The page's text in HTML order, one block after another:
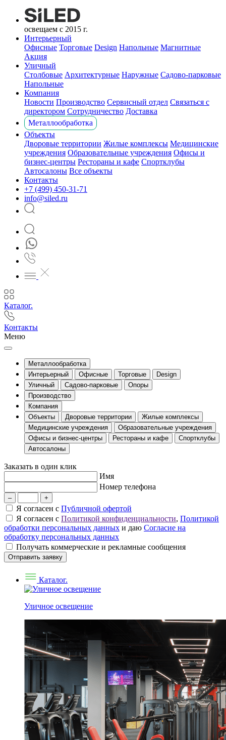
освещаем с 2015 г.
Интерьерный
Офисные Торговые Design Напольные Магнитные
Акция
Уличный
Столбовые Архитектурные Наружные Садово-парковые
Напольные
Компания
Новости Производство Сервисный отдел Связаться с
директором Сотрудничество Доставка
Металлообработка
Объекты
Дворовые территории Жилые комплексы Медицинские
учреждения Образовательные учреждения Офисы и
бизнес-центры Рестораны и кафе Спортклубы
Автосалоны Все объекты
Контакты
+7 (499) 450-31-71
info@siled.ru
Каталог.
Контакты
Меню
Металлообработка
Интерьерный
Офисные Торговые
Design
Уличный
Садово-парковые
Опоры
Производство
Компания
Объекты
Дворовые территории
Жилые комплексы
Медицинские учреждения
Образовательные учреждения
Офисы и бизнес-центры
Рестораны и кафе
Спортклубы
Автосалоны
Заказать в один клик
Имя
Номер телефона
– +
Я согласен с Публичной офертой
Я согласен с Политикой конфиденциальности, Политикой
обработки персональных данных и даю Согласие на
обработку персональных данных
Получать коммерческие и рекламные сообщения
Отправить заявку
Каталог.
Уличное освещение